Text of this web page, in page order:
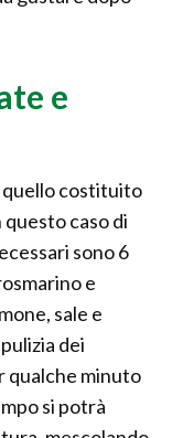
e
costituito
caso di
sono 6
e
sale e
dei
qualche minuto
si potrà